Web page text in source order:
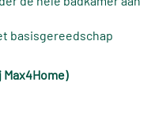
basisgereedschap